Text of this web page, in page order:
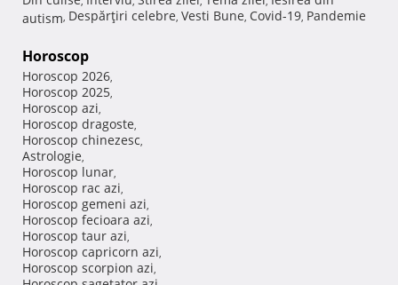
autism, Despărţiri celebre, Vesti Bune, Covid-19, Pandemie
Horoscop
Horoscop 2026,
Horoscop 2025,
Horoscop azi,
Horoscop dragoste,
Horoscop chinezesc,
Astrologie,
Horoscop lunar,
Horoscop rac azi,
Horoscop gemeni azi,
Horoscop fecioara azi,
Horoscop taur azi,
Horoscop capricorn azi,
Horoscop scorpion azi,